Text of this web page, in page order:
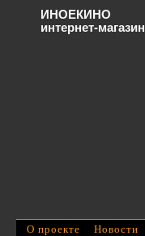
О проекте Новости
ИНОЕКИНО
интернет-магазин